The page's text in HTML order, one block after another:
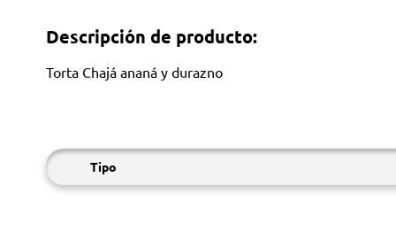
Descripción de producto:
Torta Chajá ananá y durazno
Tipo